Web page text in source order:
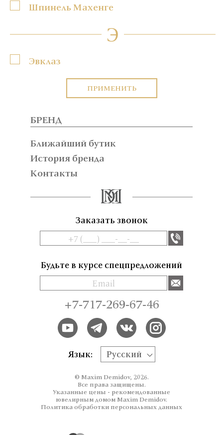
Шпинель Махенге
Э
Эвклаз
ПРИМЕНИТЬ
БРЕНД
Ближайший бутик
История бренда
Контакты
Заказать звонок
Будьте в курсе спецпредложений
+7-717-269-67-46
Язык: Русский
© Maxim Demidov, 2026.
Все права защищены.
Указанные цены - рекомендованные
ювелирным домом Maxim Demidov.
Политика обработки персональных данных